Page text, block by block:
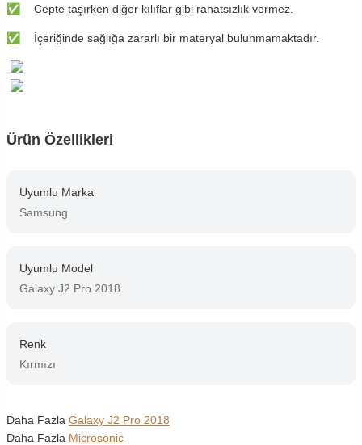
✅ Cepte taşırken diğer kılıflar gibi rahatsızlık vermez.
✅ İçeriğinde sağlığa zararlı bir materyal bulunmamaktadır.
Ürün Özellikleri
Uyumlu Marka
Samsung
Uyumlu Model
Galaxy J2 Pro 2018
Renk
Kırmızı
Daha Fazla Galaxy J2 Pro 2018
Daha Fazla Microsonic